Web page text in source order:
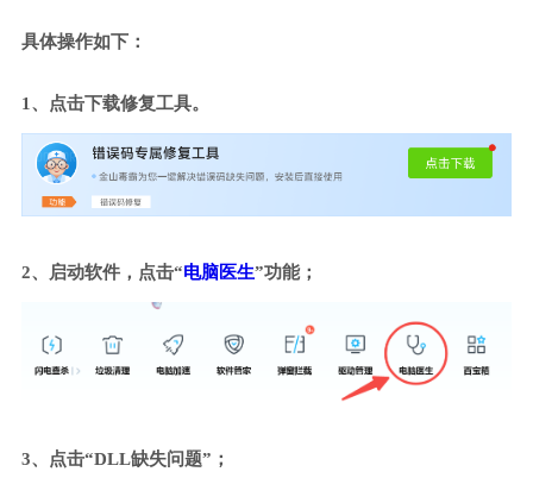
具体操作如下：
1、点击下载修复工具。
2、启动软件，点击“电脑医生”功能；
3、点击“DLL缺失问题”；